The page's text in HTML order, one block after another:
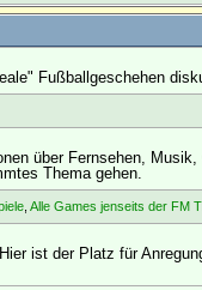
Fußballgeschehen
über Fernsehen,
Thema gehen.
,Alle Games jenseits der FM
ist der Platz für